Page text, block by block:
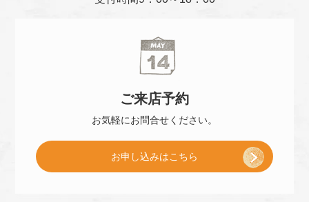
ご来店予約
お気軽にお問合せください。
お申し込みはこちら